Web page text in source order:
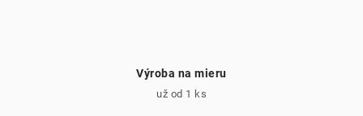
Výroba na mieru
už od 1 ks